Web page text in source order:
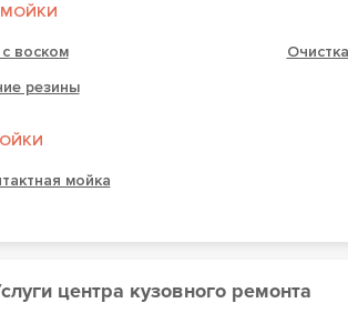
воском
резины
мойка
центра кузовного ремонта